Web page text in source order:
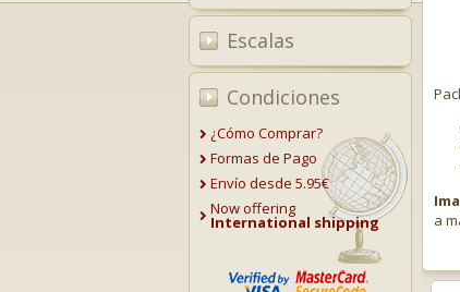
Escalas
Condiciones
¿Cómo Comprar?
Formas de Pago
Envío desde 5.95€
Now offering
International shipping
a